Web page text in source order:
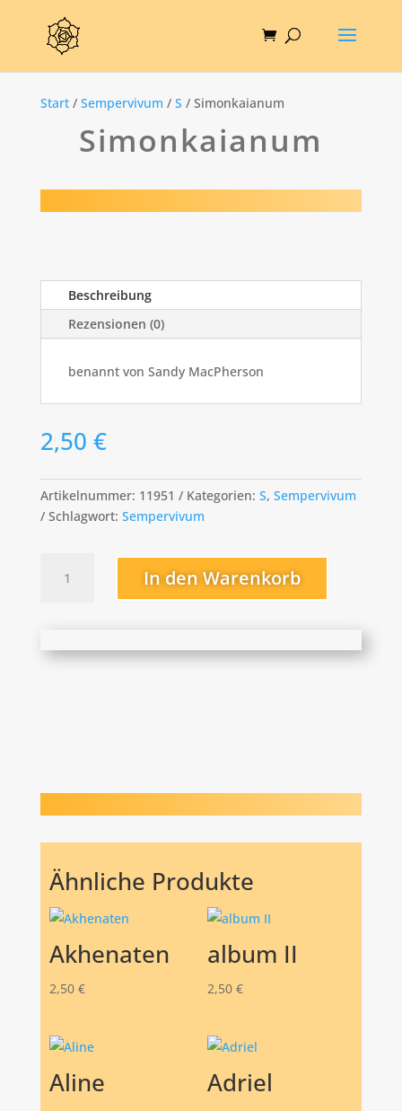
Start/ Sempervivum / S / Simonkaianum
Simonkaianum
Beschreibung
Rezensionen (0)
benannt von Sandy MacPherson
2,50 €
Artikelnummer: 11951 Kategorien: S, Sempervivum
Schlagwort: Sempervivum
Simonkaianum
Menge
In den Warenkorb
Ähnliche Produkte
Akhenaten
2,50 €
album II
2,50 €
Aline Adriel